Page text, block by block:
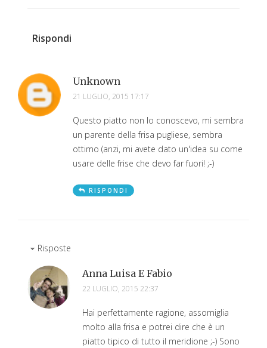
Rispondi
Unknown
21 LUGLIO, 2015 17:17
Questo piatto non lo conoscevo, mi sembra
un parente della frisa pugliese, sembra
ottimo (anzi, mi avete dato un'idea su come
usare delle frise che devo far fuori! ;-)
RISPONDI
Risposte
Anna Luisa E Fabio
22 LUGLIO, 2015 22:37
Hai perfettamente ragione, assomiglia
molto alla frisa e potrei dire che è un
piatto tipico di tutto il meridione ;-) Sono